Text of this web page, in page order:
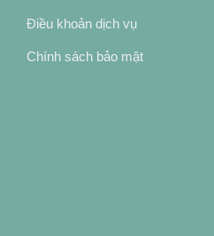
Điều khoản dịch vụ
Chính sách bảo mật